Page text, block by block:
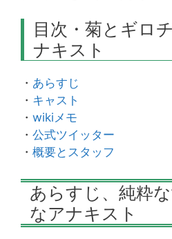
目次・菊とギロ
ナキスト
・ あらすじ
・ キャスト
・ wikiメモ
・ 公式ツイッター
・ 概要とスタッフ
あらすじ、純粋
なアナキスト